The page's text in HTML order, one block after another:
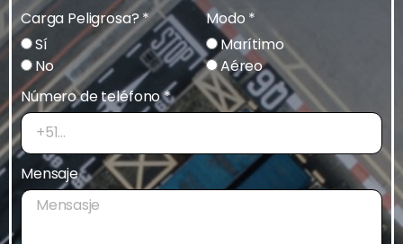
Carga Peligrosa?
Sí
No
Modo
Marítimo
Aéreo
Número de teléfono
Mensaje